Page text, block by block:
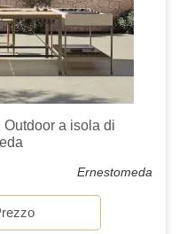
a isola di
Ernestomeda